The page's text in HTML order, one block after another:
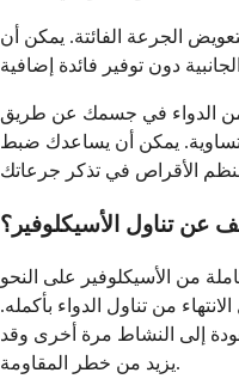
الجرعة الفائتة. يمكن أن
من الدواء في جسمك عن طريق
يمكن أن يساعدك ضبط
عن تناول الأسيكلوفير؟
من الأسيكلوفير على النحو
من تناول الدواء بأكمله.
إلى النشاط مرة أخرى وقد
يزيد من خطر المقاومة.